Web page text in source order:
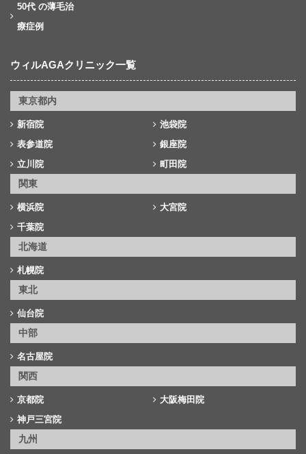
50代 の薄毛治
療症例
ウィルAGAクリニック一覧
東京都内
新宿院
池袋院
表参道院
銀座院
立川院
町田院
関東
横浜院
大宮院
千葉院
北海道
札幌院
東北
仙台院
中部
名古屋院
関西
京都院
大阪梅田院
神戸三宮院
九州